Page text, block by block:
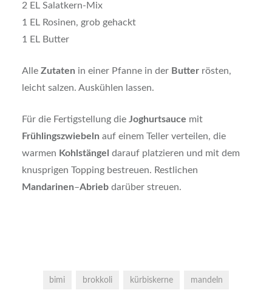
2 EL Salatkern-Mix
1 EL Rosinen, grob gehackt
1 EL Butter
Alle Zutaten in einer Pfanne in der Butterrösten,
leicht salzen. Auskühlen lassen.
Für die Fertigstellung die Joghurtsauce mit
Frühlingszwiebeln auf einem Teller verteilen, die
warmen Kohlstängel darauf platzieren und mit dem
knusprigen Topping bestreuen. Restlichen
Mandarinen–Abriebdarüber streuen.
bimi brokkoli kürbiskerne mandeln